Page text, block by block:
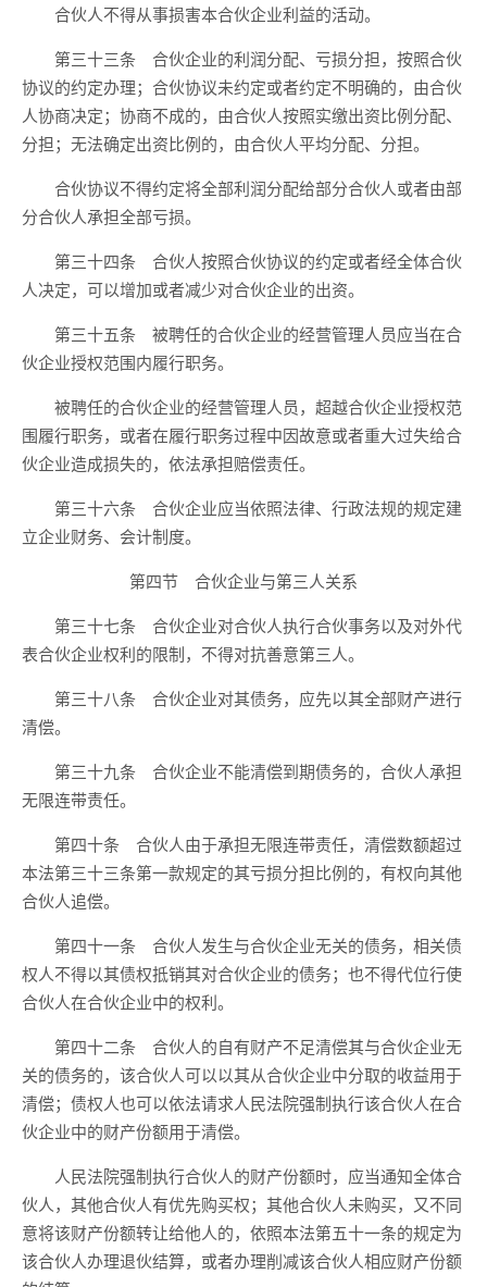
合伙人不得从事损害本合伙企业利益的活动。
第三十三条 合伙企业的利润分配、亏损分担，按照合伙
协议的约定办理；合伙协议未约定或者约定不明确的，由合伙
人协商决定；协商不成的，由合伙人按照实缴出资比例分配、
分担；无法确定出资比例的，由合伙人平均分配、分担。
合伙协议不得约定将全部利润分配给部分合伙人或者由部
分合伙人承担全部亏损。
第三十四条 合伙人按照合伙协议的约定或者经全体合伙
人决定，可以增加或者减少对合伙企业的出资。
第三十五条 被聘任的合伙企业的经营管理人员应当在合
伙企业授权范围内履行职务。
被聘任的合伙企业的经营管理人员，超越合伙企业授权范
围履行职务，或者在履行职务过程中因故意或者重大过失给合
伙企业造成损失的，依法承担赔偿责任。
第三十六条 合伙企业应当依照法律、行政法规的规定建
立企业财务、会计制度。
第四节 合伙企业与第三人关系
第三十七条 合伙企业对合伙人执行合伙事务以及对外代
表合伙企业权利的限制，不得对抗善意第三人。
第三十八条 合伙企业对其债务，应先以其全部财产进行
清偿。
第三十九条 合伙企业不能清偿到期债务的，合伙人承担
无限连带责任。
第四十条 合伙人由于承担无限连带责任，清偿数额超过
本法第三十三条第一款规定的其亏损分担比例的，有权向其他
合伙人追偿。
第四十一条 合伙人发生与合伙企业无关的债务，相关债
权人不得以其债权抵销其对合伙企业的债务；也不得代位行使
合伙人在合伙企业中的权利。
第四十二条 合伙人的自有财产不足清偿其与合伙企业无
关的债务的，该合伙人可以以其从合伙企业中分取的收益用于
清偿；债权人也可以依法请求人民法院强制执行该合伙人在合
伙企业中的财产份额用于清偿。
人民法院强制执行合伙人的财产份额时，应当通知全体合
伙人，其他合伙人有优先购买权；其他合伙人未购买，又不同
意将该财产份额转让给他人的，依照本法第五十一条的规定为
该合伙人办理退伙结算，或者办理削减该合伙人相应财产份额